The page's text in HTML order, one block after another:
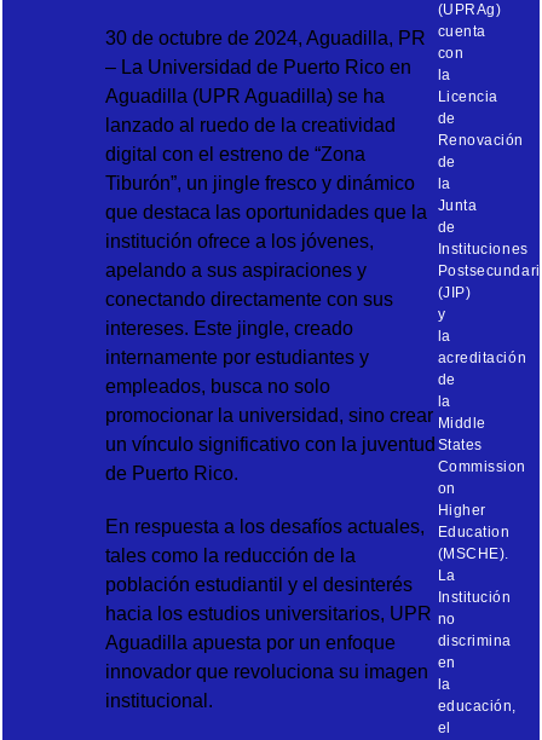
30 de octubre de 2024, Aguadilla, PR
– La Universidad de Puerto Rico en
Aguadilla (UPR Aguadilla) se ha
lanzado al ruedo de la creatividad
digital con el estreno de “Zona
Tiburón”, un jingle fresco y dinámico
que destaca las oportunidades que la
institución ofrece a los jóvenes,
apelando a sus aspiraciones y
conectando directamente con sus
intereses. Este jingle, creado
internamente por estudiantes y
empleados, busca no solo
promocionar la universidad, sino crear
un vínculo significativo con la juventud
de Puerto Rico.
En respuesta a los desafíos actuales,
tales como la reducción de la
población estudiantil y el desinterés
hacia los estudios universitarios, UPR
Aguadilla apuesta por un enfoque
innovador que revoluciona su imagen
institucional.
(UPRAg)
cuenta
con
la
Licencia
de
Renovación
de
la
Junta
de
Instituciones
(JIP)
y
la
acreditación
de
la
Middle
States
Commission
on
Higher
Education
(MSCHE).
La
Institución
no
discrimina
en
la
educación,
el